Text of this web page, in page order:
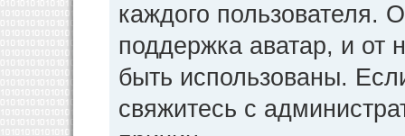
каждого пользователя.
поддержка аватар, и от
быть использованы.
свяжитесь с